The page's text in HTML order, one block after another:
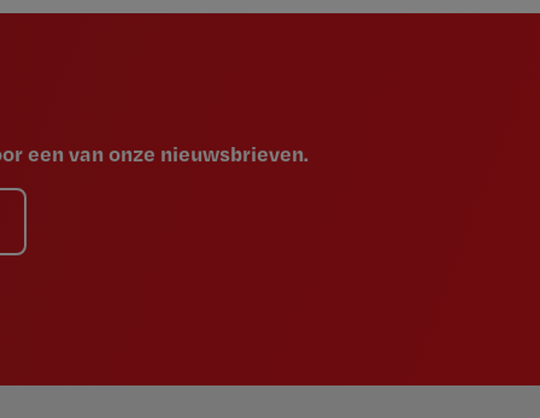
een van onze nieuwsbrieven.